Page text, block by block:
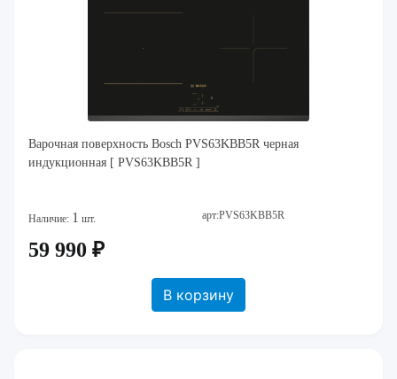
Варочная поверхность Bosch PVS63KBB5R черная
индукционная [ PVS63KBB5R ]
Наличие: 1 шт. арт:PVS63KBB5R
59 990 ₽
В корзину